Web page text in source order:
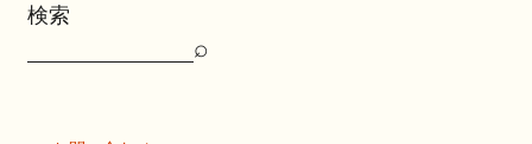
検索
検
⌕